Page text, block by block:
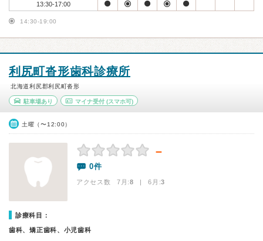
13:30-17:00
14:30-19:00
利尻町沓形歯科診療所
北海道利尻郡利尻町沓形
駐車場あり マイナ受付(スマホ可)
土曜（〜12:00）
－
0件
アクセス数 7月:8 | 6月:3
診療科目：
歯科、矯正歯科、小児歯科